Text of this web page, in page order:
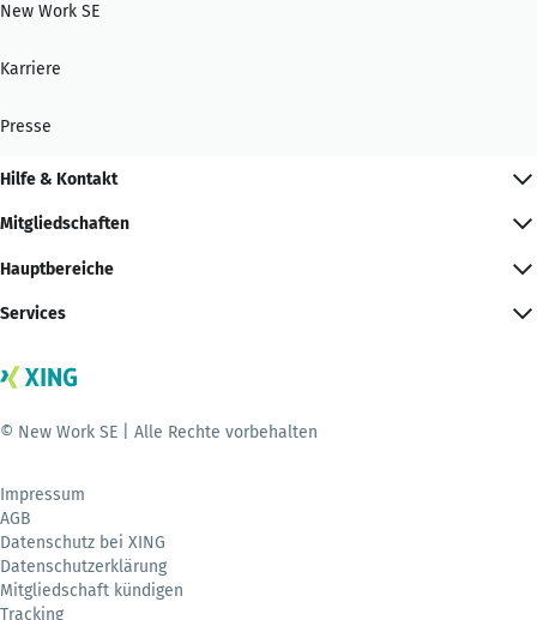
New Work SE
Karriere
Presse
Hilfe & Kontakt
Mitgliedschaften
Hauptbereiche
Services
© New Work SE | Alle Rechte vorbehalten
Impressum
AGB
Datenschutz bei XING
Datenschutzerklärung
Mitgliedschaft kündigen
Tracking